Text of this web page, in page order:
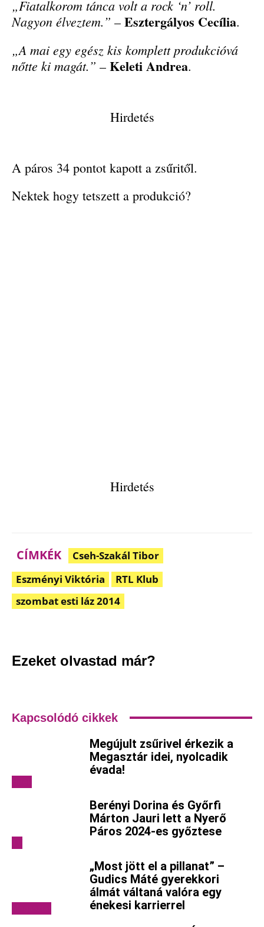
„Fiatalkorom tánca volt a rock ‘n’ roll.
Nagyon élveztem.” – Esztergályos Cecília.
„A mai egy egész kis komplett produkcióvá
nőtte ki magát.” – Keleti Andrea.
Hirdetés
A páros 34 pontot kapott a zsűritől.
Nektek hogy tetszett a produkció?
Hirdetés
CÍMKÉK
Cseh-Szakál Tibor
Eszményi Viktória
RTL Klub
szombat esti láz 2014
Ezeket olvastad már?
Kapcsolódó cikkek
Megújult zsűrivel érkezik a
Megasztár idei, nyolcadik
évada!
Berényi Dorina és Győrfi
Márton Jauri lett a Nyerő
Páros 2024-es győztese
„Most jött el a pillanat” –
Gudics Máté gyerekkori
álmát váltaná valóra egy
énekesi karrierrel